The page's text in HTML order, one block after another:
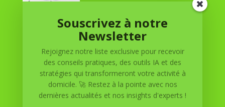
Réussite à Domicile
Réussite à Domicile est votre partenaire de confiance
pour atteindre vos objectifs depuis le confort de votre
maison. Nous offrons des solutions personnalisées pour
vous aider à réussir.
Souscrivez à notre
Newsletter
Rejoignez notre liste exclusive pour recevoir
des conseils pratiques, des outils IA et des
stratégies qui transformeront votre activité à
domicile. 🚀 Restez à la pointe avec nos
dernières actualités et nos insights d'experts !